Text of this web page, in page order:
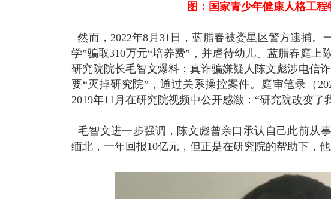
图：国家青少年健康人格工
然而，2022年8月31日，蓝腊春被娄星区警方逮捕。
学”骗取310万元“培养费”，并虐待幼儿。蓝腊春庭上
研究院院长毛智文爆料：真诈骗嫌疑人陈文彪涉电信
要“灭掉研究院”，通过关系操控案件。庭审笔录（
2019年11月在研究院视频中公开感激：“研究院改变了
毛智文进一步强调，陈文彪曾亲口承认自己此前从
缅北，一年回报10亿元，但正是在研究院的帮助下，